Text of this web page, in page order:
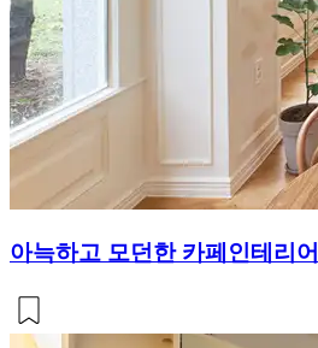
아늑하고 모던한 카페인테리어